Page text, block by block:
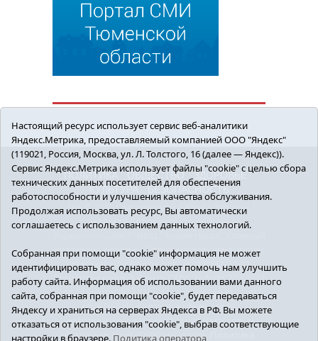
ПОЛИТИКА ОБЩЕСТВО
ЗДОРОВЬЕ
КУЛЬТУРА
БЕЗОПАСНОСТЬ
16+ © 2018 Сорокинский район в деталях.
Новости Сорокинского района
редактор - Королюк Елена Анатольевна, e-mail:
znamenka@inbox.ru, тел.: 8(34550)2-27-30
Регистрационный номер СМИ Эл №ФС77-69142
от 24 марта 2017 г., выданное Федеральной
службой по надзору в сфере связи,
информационных технологий и массовых
коммуникаций (Роскомнадзор).
Настоящий ресурс использует сервис веб-аналитики
Яндекс.Метрика, предоставляемый компанией ООО "Яндекс"
(119021, Россия, Москва, ул. Л. Толстого, 16 (далее — Яндекс)).
Сервис Яндекс.Метрика использует файлы "cookie" с целью сбора
технических данных посетителей для обеспечения
работоспособности и улучшения качества обслуживания.
Продолжая использовать ресурс, Вы автоматически
соглашаетесь с использованием данных технологий.
Собранная при помощи "cookie" информация не может
идентифицировать вас, однако может помочь нам улучшить
работу сайта. Информация об использовании вами данного
сайта, собранная при помощи "cookie", будет передаваться
Яндексу и храниться на серверах Яндекса в РФ. Вы можете
отказаться от использования "cookie", выбрав соответствующие
настройки в браузере. Политика оператора